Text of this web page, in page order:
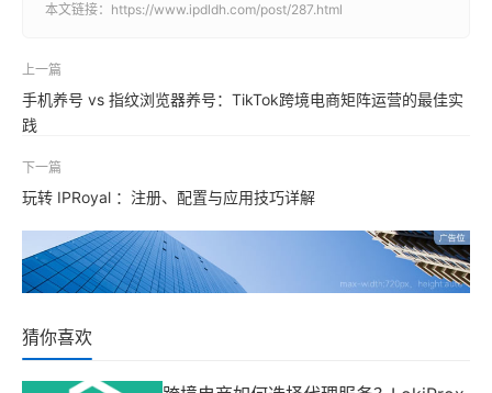
本文链接： https://www.ipdldh.com/post/287.html
上一篇
手机养号 vs 指纹浏览器养号：TikTok跨境电商矩阵运营的最佳实
践
下一篇
玩转 IPRoyal ：注册、配置与应用技巧详解
猜你喜欢